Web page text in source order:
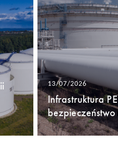
13/07/2026
Infrastruktura